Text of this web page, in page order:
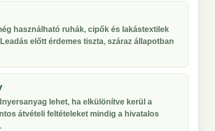
használható ruhák, cipők és lakástextilek
előtt érdemes tiszta, száraz állapotban
lehet, ha elkülönítve kerül a
átvételi feltételeket mindig a hivatalos